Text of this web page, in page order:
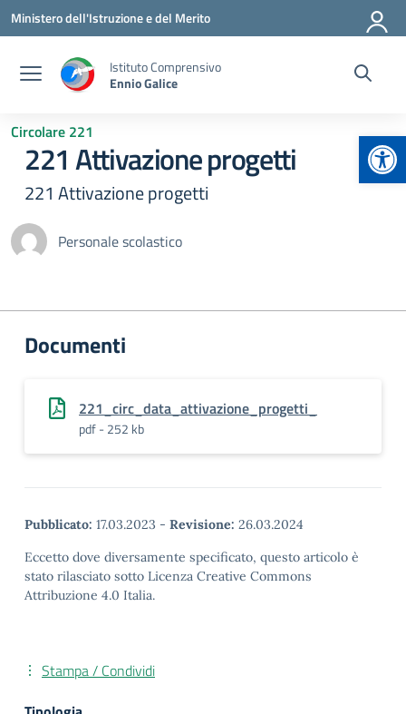
Vai ai contenuti
Vai al menu di navigazione
Vai al footer
Ministero dell'Istruzione e del Merito
Istituto Comprensivo
Ennio Galice
Circolare 221
221 Attivazione progetti
221 Attivazione progetti
Personale scolastico
Documenti
221_circ_data_attivazione_progetti_
pdf - 252 kb
Pubblicato: 17.03.2023 - Revisione: 26.03.2024
Eccetto dove diversamente specificato, questo articolo è
stato rilasciato sotto Licenza Creative Commons
Attribuzione 4.0 Italia.
Stampa / Condividi